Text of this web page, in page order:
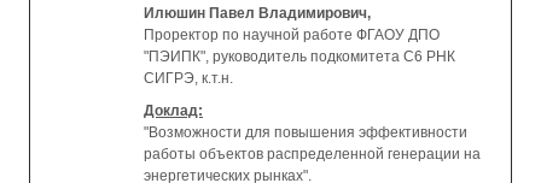
Илюшин Павел Владимирович,
Проректор по научной работе ФГАОУ ДПО
"ПЭИПК", руководитель подкомитета С6 РНК
СИГРЭ, к.т.н.
Доклад:
"Возможности для повышения эффективности
работы объектов распределенной генерации на
энергетических рынках".